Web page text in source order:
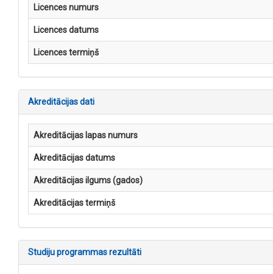
Licences numurs
Licences datums
Licences termiņš
Akreditācijas dati
Akreditācijas lapas numurs
Akreditācijas datums
Akreditācijas ilgums (gados)
Akreditācijas termiņš
Studiju programmas rezultāti